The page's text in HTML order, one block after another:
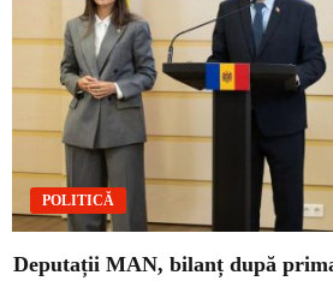
POLITICĂ
Deputații MAN, bilanț după